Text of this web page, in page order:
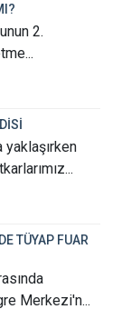
2.
yaklaşırken
TÜYAP FUAR
Merkezi'n...